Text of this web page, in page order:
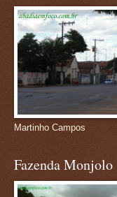
Martinho Campos
Fazenda Monjolo